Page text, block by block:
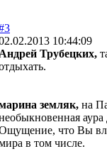
10:44:09
Андрей Трубецких,
земляк, на
аура
что Вы
в том числе.